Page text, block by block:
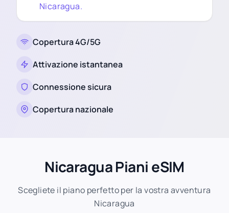
Nicaragua.
Copertura 4G/5G
Attivazione istantanea
Connessione sicura
Copertura nazionale
Nicaragua Piani eSIM
Scegliete il piano perfetto per la vostra avventura
Nicaragua